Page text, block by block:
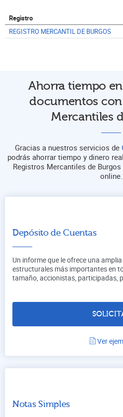
Registro
REGISTRO MERCANTIL DE BURGOS
Ahorra tiempo
documentos con
Mercantiles
Gracias a nuestros servicios de
podrás ahorrar tiempo y dinero
Registros Mercantiles de
online.
Depósito de Cuentas
Un informe que le ofrece una
estructurales más importantes en
tamaño, accionistas, participadas,
Ver
Notas Simples